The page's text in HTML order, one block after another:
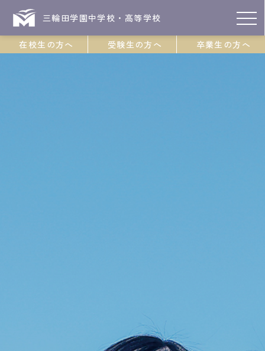
在校生の方へ 受験生の方へ 卒業生の方へ
三輪田学園中学校・高等学校